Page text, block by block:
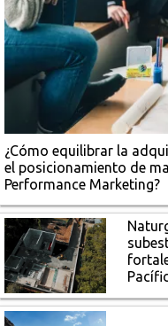
¿Cómo equilibrar la
el posicionamiento de
Performance Marketing?